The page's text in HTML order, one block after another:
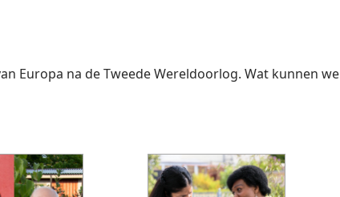
Europa na de Tweede Wereldoorlog. Wat kunnen we